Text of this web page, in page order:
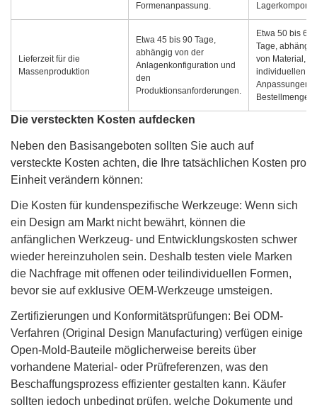
Formenanpassung.
Lieferzeit für die
Massenproduktion
Etwa 45 bis 90 Tage,
abhängig von der
Anlagenkonfiguration und
den
Produktionsanforderungen.
Etwa 50 bis 60
Tage, abhängig
von Material,
individuellen
Anpassungen
Bestellmenge.
Die versteckten Kosten aufdecken
Neben den Basisangeboten sollten Sie auch auf
versteckte Kosten achten, die Ihre tatsächlichen Kosten pro
Einheit verändern können:
Die Kosten für kundenspezifische Werkzeuge: Wenn sich
ein Design am Markt nicht bewährt, können die
anfänglichen Werkzeug- und Entwicklungskosten schwer
wieder hereinzuholen sein. Deshalb testen viele Marken
die Nachfrage mit offenen oder teilindividuellen Formen,
bevor sie auf exklusive OEM-Werkzeuge umsteigen.
Zertifizierungen und Konformitätsprüfungen: Bei ODM-
Verfahren (Original Design Manufacturing) verfügen einige
Open-Mold-Bauteile möglicherweise bereits über
vorhandene Material- oder Prüfreferenzen, was den
Beschaffungsprozess effizienter gestalten kann. Käufer
sollten jedoch unbedingt prüfen, welche Dokumente und